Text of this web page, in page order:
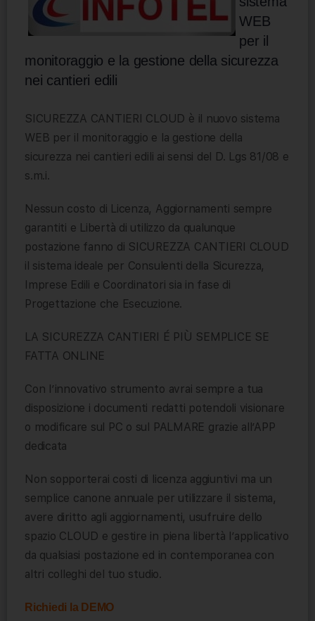
WEB
per il
monitoraggio e la gestione della sicurezza
nei cantieri edili
SICUREZZA CANTIERI CLOUD è il nuovo sistema
WEB per il monitoraggio e la gestione della
sicurezza nei cantieri edili ai sensi del D. Lgs 81/08 e
s.m.i.
Nessun costo di Licenza, Aggiornamenti sempre
garantiti e Libertà di utilizzo da qualunque
postazione fanno di SICUREZZA CANTIERI CLOUD
il sistema ideale per Consulenti della Sicurezza,
Imprese Edili e Coordinatori sia in fase di
Progettazione che Esecuzione.
LA SICUREZZA CANTIERI É PIÙ SEMPLICE SE
FATTA ONLINE
Con l’innovativo strumento avrai sempre a tua
disposizione i documenti redatti potendoli visionare
o modificare sul PC o sul PALMARE grazie all’APP
dedicata
Non sopporterai costi di licenza aggiuntivi ma un
semplice canone annuale per utilizzare il sistema,
avere diritto agli aggiornamenti, usufruire dello
spazio CLOUD e gestire in piena libertà l’applicativo
da qualsiasi postazione ed in contemporanea con
altri colleghi del tuo studio.
Richiedi la DEMO